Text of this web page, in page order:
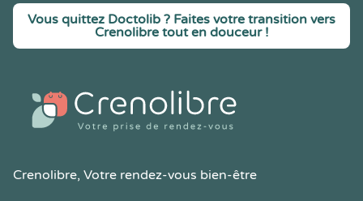
Vous quittez Doctolib ? Faites votre transition vers
Crenolibre tout en douceur !
Crenolibre, Votre rendez-vous bien-être